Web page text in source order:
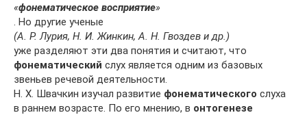
«фонематическое восприятие»
. Но другие ученые
(А. Р. Лурия, Н. И. Жинкин, А. Н. Гвоздев и др.)
уже разделяют эти два понятия и считают, что
фонематический слух является одним из базовых
звеньев речевой деятельности.
Н. Х. Швачкин изучал развитие фонематического слуха
в раннем возрасте. По его мнению, в онтогенезе